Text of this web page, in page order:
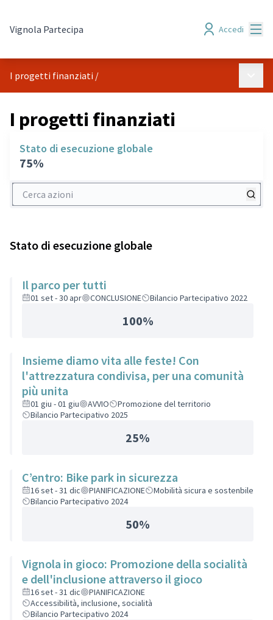
Vignola Partecipa Accedi
I progetti finanziati /
I progetti finanziati
Stato di esecuzione globale
75%
Cerca azioni
Stato di esecuzione globale
Il parco per tutti
01 set - 30 apr CONCLUSIONE Bilancio Partecipativo 2022
100%
Insieme diamo vita alle feste! Con
l'attrezzatura condivisa, per una comunità
più unita
01 giu - 01 giu AVVIO
Promozione del territorio
Bilancio Partecipativo 2025
25%
C’entro: Bike park in sicurezza
16 set - 31 dic PIANIFICAZIONE
Mobilità sicura e sostenbile
Bilancio Partecipativo 2024
50%
Vignola in gioco: Promozione della socialità
e dell'inclusione attraverso il gioco
16 set - 31 dic
PIANIFICAZIONE
Accessibilità, inclusione, socialità
Bilancio Partecipativo 2024